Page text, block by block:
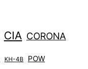
CIA CORONA
KH-4B POW